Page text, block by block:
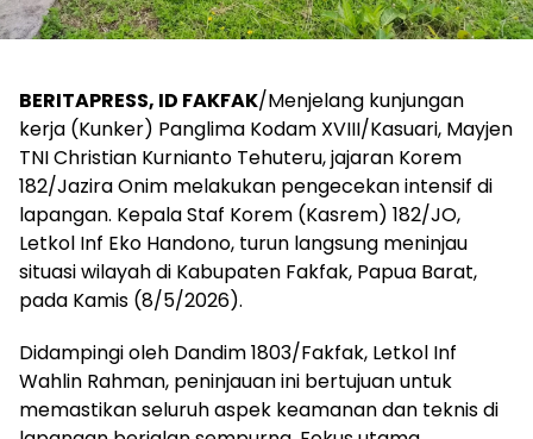
BERITAPRESS, ID FAKFAK/Menjelang kunjungan
kerja (Kunker) Panglima Kodam XVIII/Kasuari, Mayjen
TNI Christian Kurnianto Tehuteru, jajaran Korem
182/Jazira Onim melakukan pengecekan intensif di
lapangan. Kepala Staf Korem (Kasrem) 182/JO,
Letkol Inf Eko Handono, turun langsung meninjau
situasi wilayah di Kabupaten Fakfak, Papua Barat,
pada Kamis (8/5/2026).
​Didampingi oleh Dandim 1803/Fakfak, Letkol Inf
Wahlin Rahman, peninjauan ini bertujuan untuk
memastikan seluruh aspek keamanan dan teknis di